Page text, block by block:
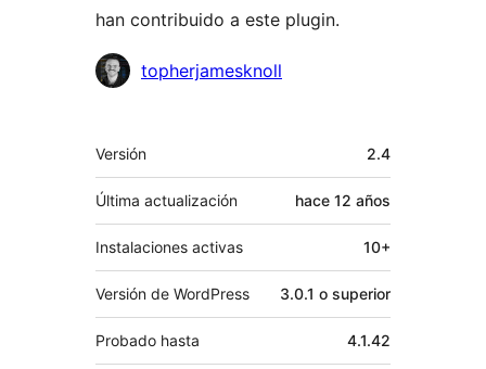
han contribuido a este plugin.
Colaboradores
topherjamesknoll
Meta
Versión 2.4
Última actualización hace 12 años
Instalaciones activas 10+
Versión de WordPress 3.0.1 o superior
Probado hasta 4.1.42